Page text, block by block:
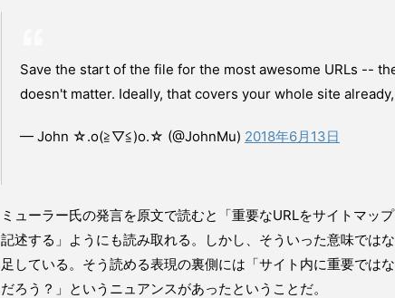
Save the start of the file for the most awesome URLs --
doesn't matter. Ideally, that covers your whole site
— John ☆.o(≧▽≦)o.☆ (@JohnMu) 2018年6月13日
ミューラー氏の発言を原文で読むと「重要なURLをサイトマッ
記述する」ようにも読み取れる。しかし、そういった意味では
足している。そう読める表現の裏側には「サイト内に重要では
だろう？」というニュアンスがあったということだ。